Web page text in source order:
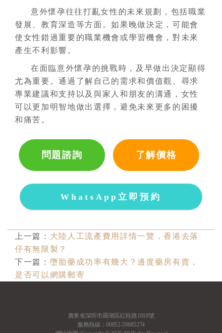
意外懷孕往往打亂女性的未來規劃，包括職業
發展、教育深造等方面。如果晚做決定，可能會
使女性錯過重要的職業機會或學習機會，對未來
產生不利影響。
在面臨意外懷孕的挑戰時，及早做出決定顯得
尤為重要。通過了解自己的需求和價值觀、尋求
專業建議和支持以及與家人和朋友的溝通，女性
可以更加明智地做出選擇，避免未來更多的困擾
和痛苦。
問題諮詢 了解價格
WhatsApp立即預約
上一篇： 大陸人工流產費用詳情一覽，香港去落
仔有無限製？
下一篇： 墮胎藥成功率有幾大？邊度藥房有賣，
是否可以網購郵寄
廣東省深圳市羅湖區紅桂路1018號
服務熱線：00852-59885274